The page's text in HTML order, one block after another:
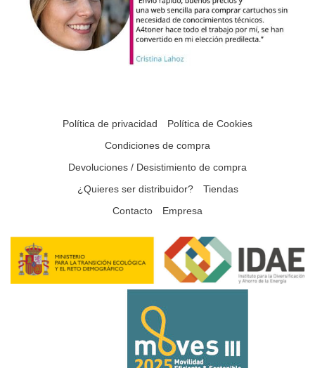
Política de privacidad
Política de Cookies
Condiciones de compra
Devoluciones / Desistimiento de compra
¿Quieres ser distribuidor?
Tiendas
Contacto
Empresa